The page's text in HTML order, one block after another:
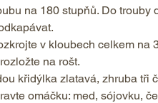
na 180 stupňů. Do
v kloubech celkem na
na rošt.
křidýlka zlatavá, zhruba tři
omáčku: med, sójovku,